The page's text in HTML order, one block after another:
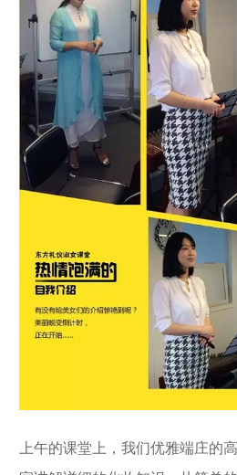
上午的课堂上，我们优雅端庄的